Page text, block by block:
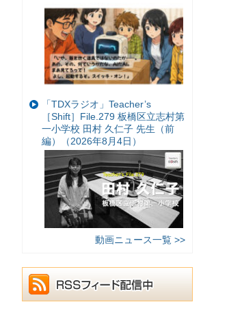
「TDXラジオ」Teacher’s
［Shift］File.279 板橋区立志村第
一小学校 田村 久仁子 先生（前
編）（2026年8月4日）
動画ニュース一覧 >>